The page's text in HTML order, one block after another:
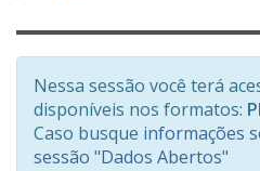
Nessa sessão você terá
disponíveis nos formatos:
Caso busque informações
sessão "Dados Abertos"